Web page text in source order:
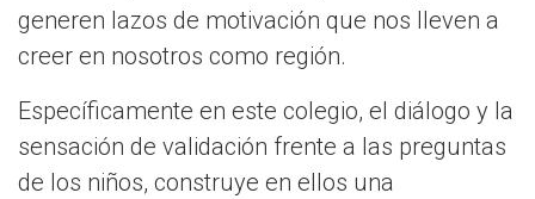
generen lazos de motivación que nos lleven a
creer en nosotros como región.
Específicamente en este colegio, el diálogo y la
sensación de validación frente a las preguntas
de los niños, construye en ellos una